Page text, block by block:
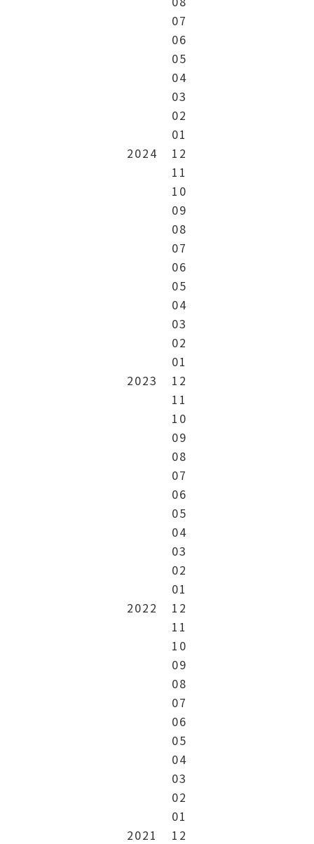
07
06
05
04
03
02
01
2024
12
11
10
09
08
07
06
05
04
03
02
01
2023
12
11
10
09
08
07
06
05
04
03
02
01
2022
12
11
10
09
08
07
06
05
04
03
02
01
2021
12